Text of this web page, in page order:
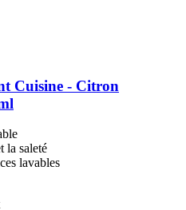
Cuisine -​ Citron
la saleté
lavables